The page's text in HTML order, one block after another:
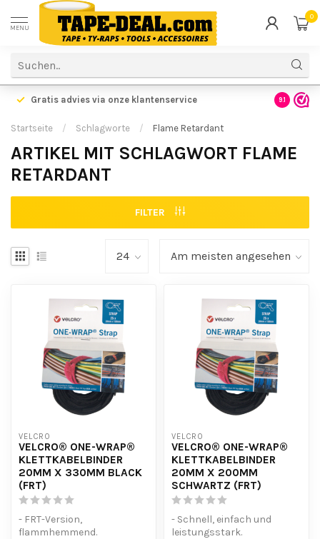
MENU
0
Gratis advies via onze klantenservice 9.1
Startseite / Schlagworte / Flame Retardant
ARTIKEL MIT SCHLAGWORT FLAME
RETARDANT
FILTER
VELCRO
VELCRO® ONE-WRAP®
KLETTKABELBINDER
20MM X 330MM BLACK
(FRT)
- FRT-Version,
flammhemmend.
VELCRO
VELCRO® ONE-WRAP®
KLETTKABELBINDER
20MM X 200MM
SCHWARTZ (FRT)
- Schnell, einfach und
leistungsstark.